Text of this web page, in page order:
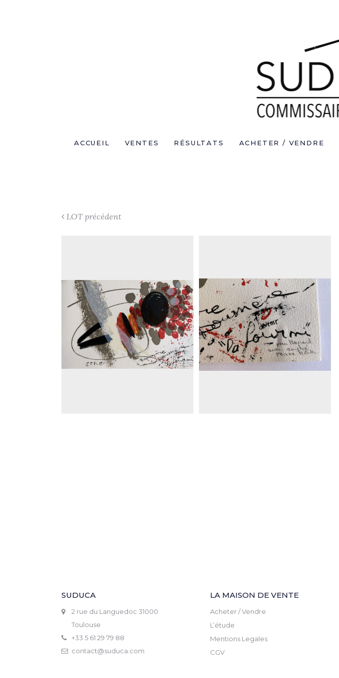
ACCUEIL VENTES RÉSULTATS ACHETER / VENDRE
LOT précédent
SUDUCA
2 rue du Languedoc 31000
Toulouse
+33 5 61 29 79 88
contact@suduca.com
LA MAISON DE VENTE
Acheter / Vendre
L’étude
Mentions Legales
CGV